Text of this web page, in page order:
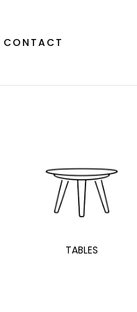
CONTACT
TABLES